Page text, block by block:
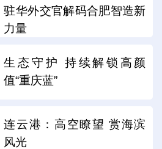
驻华外交官解码合肥智造新
力量
生态守护 持续解锁高颜
值“重庆蓝”
连云港：高空瞭望 赏海滨
风光